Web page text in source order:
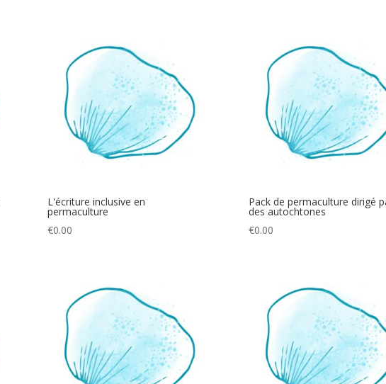
L'écriture inclusive en
permaculture
€0.00
Pack de permaculture dirigé
des autochtones
€0.00